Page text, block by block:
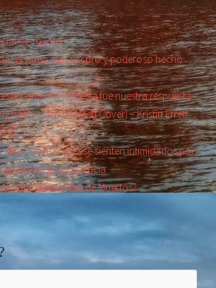
de Toyota
el video más oscuro y poderoso hecho
comentario y esta fue nuestra respuesta.
now» (Johnny Nash Cover) – Kristin Errett
ellos: los hombres se sienten intimidados por
según la ciencia
sobre el Día de Muertos?